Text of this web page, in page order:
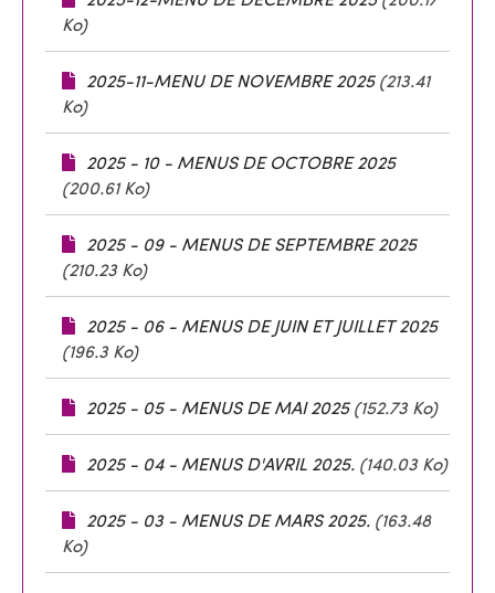
Ko)
2025-11-MENU DE NOVEMBRE 2025(213.41
Ko)
2025 - 10 - MENUS DE OCTOBRE 2025
(200.61 Ko)
2025 - 09 - MENUS DE SEPTEMBRE 2025
(210.23 Ko)
2025 - 06 - MENUS DE JUIN ET JUILLET 2025
(196.3 Ko)
2025 - 05 - MENUS DE MAI 2025(152.73 Ko)
2025 - 04 - MENUS D'AVRIL 2025. (140.03 Ko)
2025 - 03 - MENUS DE MARS 2025. (163.48
Ko)